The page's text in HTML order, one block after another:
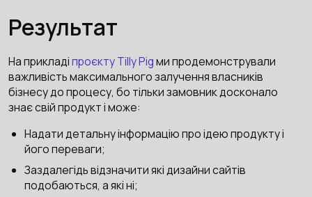
Результат
На прикладіпроєкту Tilly Pigми продемонстрували
важливість максимального залучення власників
бізнесу до процесу, бо тільки замовник досконало
знає свій продукт і може:
Надати детальну інформацію про ідею продукту і
його переваги;
Заздалегідь відзначити які дизайни сайтів
подобаються, а які ні;